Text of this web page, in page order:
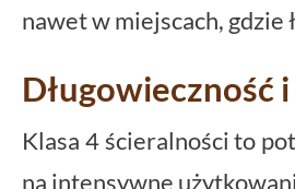
nawet w miejscach, gdzie
Długowieczność
Klasa 4 ścieralności to
na intensywne